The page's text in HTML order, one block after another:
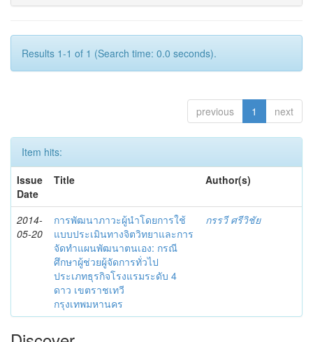
Results 1-1 of 1 (Search time: 0.0 seconds).
previous 1 next
Item hits:
Issue
Date
Title Author(s)
2014-
05-20
การพัฒนาภาวะผู้นำโดยการใช้
แบบประเมินทางจิตวิทยาและการ
จัดทำแผนพัฒนาตนเอง: กรณี
ศึกษาผู้ช่วยผู้จัดการทั่วไป
ประเภทธุรกิจโรงแรมระดับ 4
ดาว เขตราชเทวี
กรุงเทพมหานคร
กรรวี ศรีวิชัย